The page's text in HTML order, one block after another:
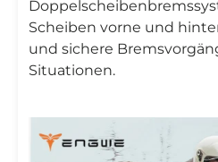
Scheiben vorne und
und sichere
Situationen.